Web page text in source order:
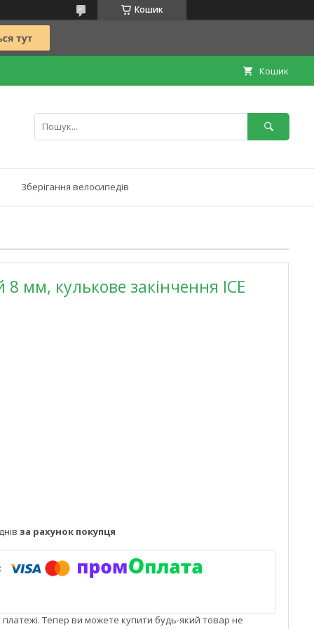
Кошик
Кошик
Зберігання велосипедів
мм, кулькове закінчення ICE
за рахунок покупця
платежі. Тепер ви можете купити будь-який товар не